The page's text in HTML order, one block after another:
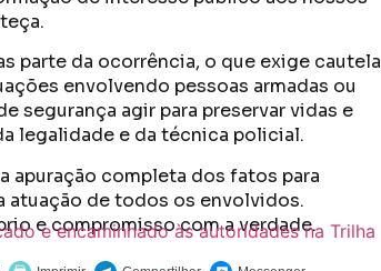
parte da ocorrência, o que exige cautela
envolvendo pessoas armadas ou
segurança agir para preservar vidas e
legalidade e da técnica policial.
apuração completa dos fatos para
atuação de todos os envolvidos.
e compromisso com a verdade.
e encaminhado às autoridades na Trilha